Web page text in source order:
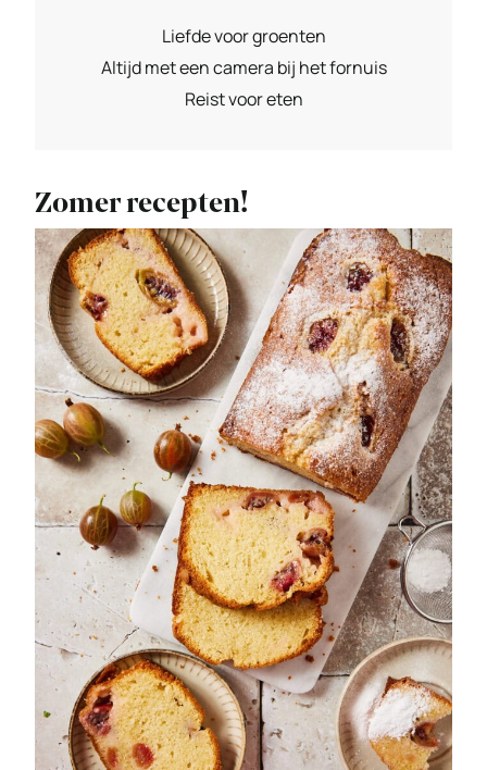
Liefde voor groenten
Altijd met een camera bij het fornuis
Reist voor eten
Zomer recepten!